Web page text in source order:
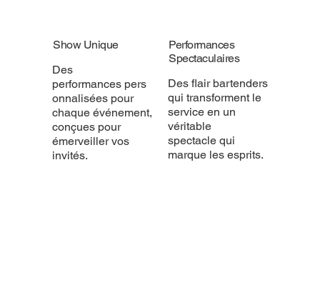
Show Unique
Des
performances pers
onnalisées pour
chaque événement,
conçues pour
émerveiller vos
invités.
Performances
Spectaculaires
Des flair bartenders
qui transforment le
service en un
véritable
spectacle qui
marque les esprits.